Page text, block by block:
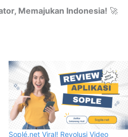
Memajukan Indonesia! 🚀
Soplé.net Viral! Revolusi Video